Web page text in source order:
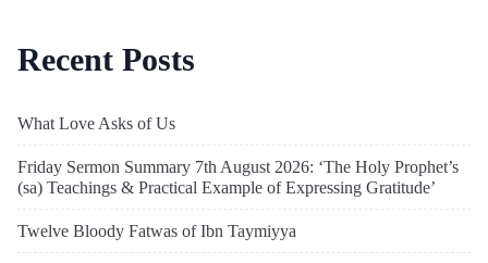
Recent Posts
What Love Asks of Us
Friday Sermon Summary 7th August 2026: ‘The Holy Prophet’s
(sa) Teachings & Practical Example of Expressing Gratitude’
Twelve Bloody Fatwas of Ibn Taymiyya